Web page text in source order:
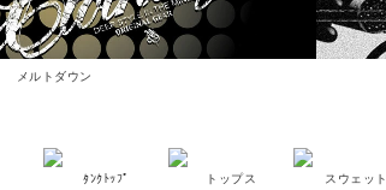
メルトダウン
ﾀﾝｸﾄｯﾌﾟ トップス スウェット